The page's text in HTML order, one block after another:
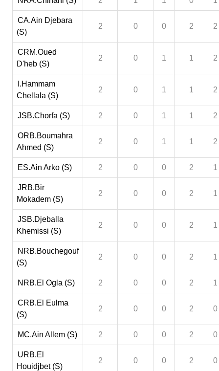
CA.Ain Djebara
(S)
2 0 0 2 2
CRM.Oued
D'heb (S)
2 0 1 1 2
I.Hammam
Chellala (S)
2 0 1 1 2
JSB.Chorfa (S) 2 0 1 1 2
ORB.Boumahra
Ahmed (S)
2 0 1 1 2
ES.Ain Arko (S) 2 0 0 2 1
JRB.Bir
Mokadem (S)
2 0 0 2 1
JSB.Djeballa
Khemissi (S)
2 0 0 2 1
NRB.Bouchegouf
(S)
2 0 0 2 1
NRB.El Ogla (S) 2 0 0 2 1
CRB.El Eulma
(S)
2 0 0 2 0
MC.Ain Allem (S) 2 0 0 2 0
URB.El
Houidjbet (S)
2 0 0 2 0